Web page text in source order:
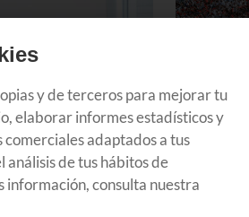
y de terceros para mejorar tu
elaborar informes estadísticos y
adaptados a tus
análisis de tus hábitos de
información, consulta nuestra